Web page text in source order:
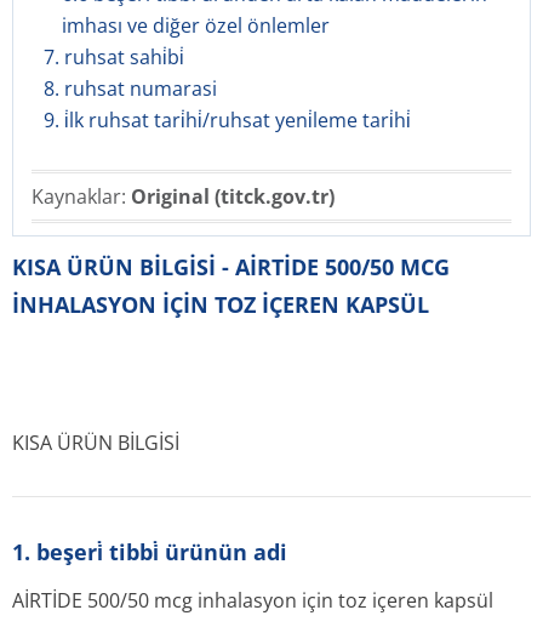
imhası ve diğer özel önlemler
7. ruhsat sahi̇bi̇
8. ruhsat numarasi
9. i̇lk ruhsat tari̇hi̇/ruhsat yeni̇leme tari̇hi̇
Kaynaklar: Original (titck.gov.tr)
KISA ÜRÜN BİLGİSİ - AİRTİDE 500/50 MCG
İNHALASYON İÇİN TOZ İÇEREN KAPSÜL
KISA ÜRÜN BİLGİSİ
1. beşeri̇ tibbi̇ ürünün adi
AİRTİDE 500/50 mcg inhalasyon için toz içeren kapsül